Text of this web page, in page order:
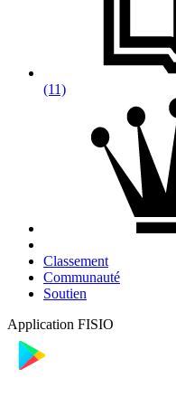
(11)
Classement
Communauté
Soutien
Application FISIO